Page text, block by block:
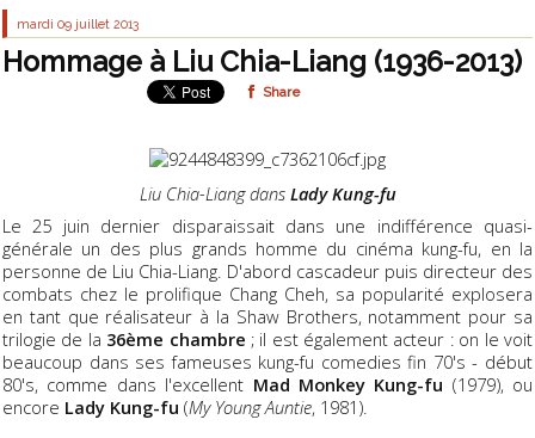
mardi 09 juillet 2013
Hommage à Liu Chia-Liang (1936-2013)
Share
Liu Chia-Liang dans Lady Kung-fu
Le 25 juin dernier disparaissait dans une indifférence quasi-
générale un des plus grands homme du cinéma kung-fu, en la
personne de Liu Chia-Liang. D'abord cascadeur puis directeur des
combats chez le prolifique Chang Cheh, sa popularité explosera
en tant que réalisateur à la Shaw Brothers, notamment pour sa
trilogie de la 36ème chambre ; il est également acteur : on le voit
beaucoup dans ses fameuses kung-fu comedies fin 70's - début
80's, comme dans l'excellent Mad Monkey Kung-fu (1979), ou
encore Lady Kung-fu (My Young Auntie, 1981).